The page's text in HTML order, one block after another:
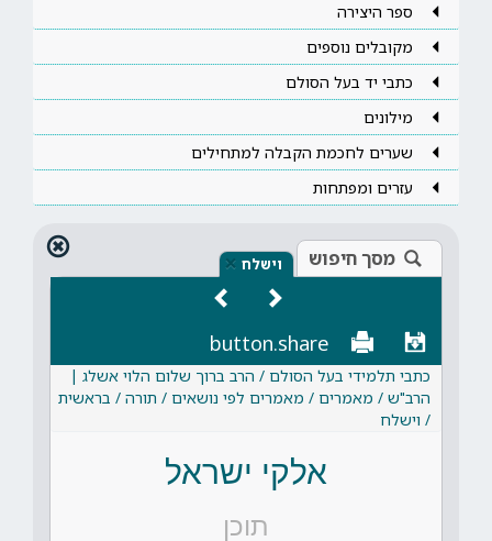
ספר היצירה
מקובלים נוספים
כתבי יד בעל הסולם
מילונים
שערים לחכמת הקבלה למתחילים
עזרים ומפתחות
מסך חיפוש וישלח ×
button.share
כתבי תלמידי בעל הסולם / הרב ברוך שלום הלוי אשלג |
הרב"ש / מאמרים / מאמרים לפי נושאים / תורה / בראשית
/ וישלח
אלקי ישראל
תוכן